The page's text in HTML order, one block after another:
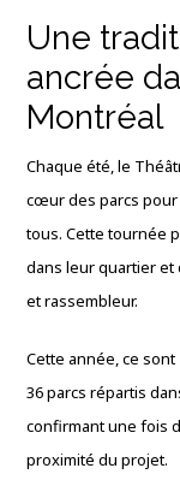
Une
ancrée
Montréal
Chaque été, le
cœur des parcs pour
tous. Cette tournée
dans leur quartier et
et rassembleur.
Cette année, ce
36 parcs répartis
confirmant une fois
proximité du projet.